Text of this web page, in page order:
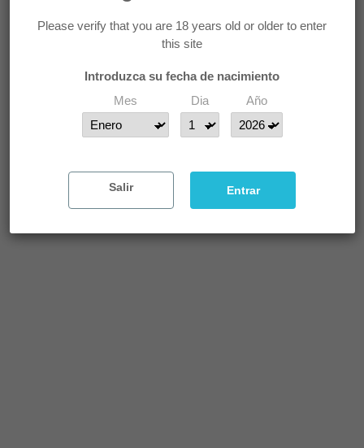
Please verify that you are 18 years old or older to enter
this site
Introduzca su fecha de nacimiento
Mes
Dia Año
Salir Entrar